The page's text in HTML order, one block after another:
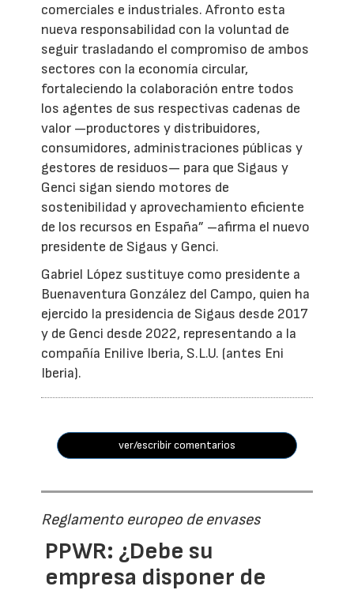
comerciales e industriales. Afronto esta
nueva responsabilidad con la voluntad de
seguir trasladando el compromiso de ambos
sectores con la economía circular,
fortaleciendo la colaboración entre todos
los agentes de sus respectivas cadenas de
valor —productores y distribuidores,
consumidores, administraciones públicas y
gestores de residuos— para que Sigaus y
Genci sigan siendo motores de
sostenibilidad y aprovechamiento eficiente
de los recursos en España” –afirma el nuevo
presidente de Sigaus y Genci.
Gabriel López sustituye como presidente a
Buenaventura González del Campo, quien ha
ejercido la presidencia de Sigaus desde 2017
y de Genci desde 2022, representando a la
compañía Enilive Iberia, S.L.U. (antes Eni
Iberia).
ver/escribir comentarios
Reglamento europeo de envases
PPWR: ¿Debe su
empresa disponer de